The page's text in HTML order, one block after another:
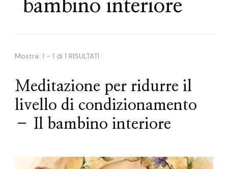
bambino interiore
Mostra: 1 - 1 di 1 RISULTATI
Meditazione per ridurre il
livello di condizionamento
– Il bambino interiore